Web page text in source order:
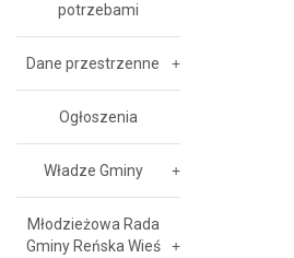
potrzebami
Dane przestrzenne
Ogłoszenia
Władze Gminy
Młodzieżowa Rada
Gminy Reńska Wieś